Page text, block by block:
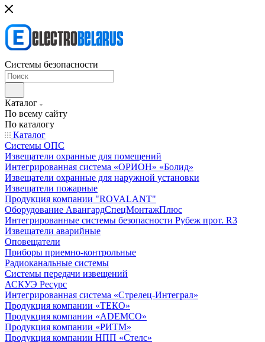
Системы безопасности
Каталог
По всему сайту
По каталогу
Каталог
Системы ОПС
Извещатели охранные для помещений
Интегрированная система «ОРИОН» «Болид»
Извещатели охранные для наружной установки
Извещатели пожарные
Продукция компании "ROVALANT"
Оборудование АвангардСпецМонтажПлюс
Интегрированные системы безопасности Рубеж прот. R3
Извещатели аварийные
Оповещатели
Приборы приемно-контрольные
Радиоканальные системы
Системы передачи извещений
АСКУЭ Ресурс
Интегрированная система «Стрелец-Интеграл»
Продукция компании «ТЕКО»
Продукция компании «ADEMCO»
Продукция компании «РИТМ»
Продукция компании НПП «Стелс»